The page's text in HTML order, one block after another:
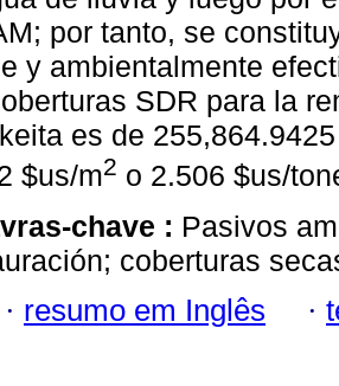
por tanto, se
y ambientalmente
SDR para la
es de
$us/m2 o 2.506 $us/
chave : Pasivos
coberturas
· resumo em Inglês ·